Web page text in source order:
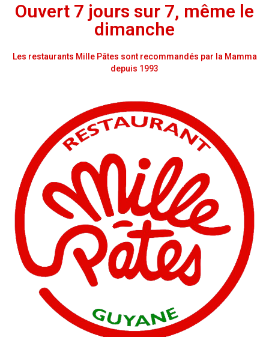
Ouvert 7 jours sur 7, même le
dimanche
Les restaurants Mille Pâtes sont recommandés par la Mamma
depuis 1993